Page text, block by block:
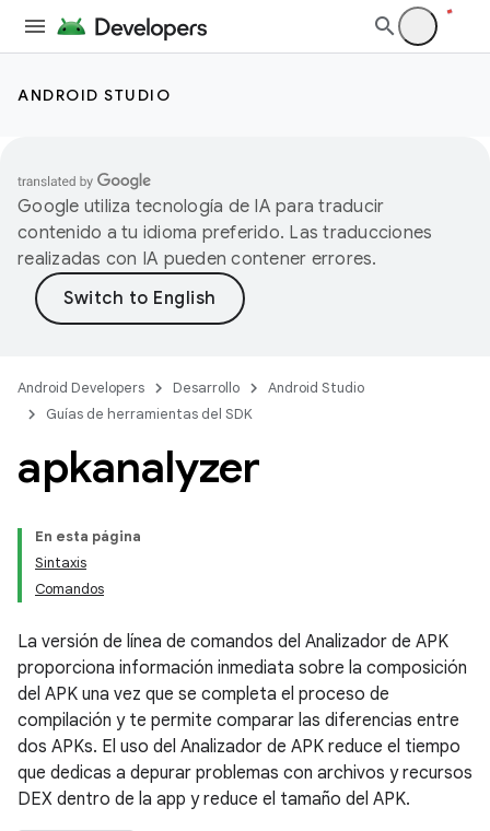
ANDROID STUDIO
Google utiliza tecnología de IA para traducir
contenido a tu idioma preferido. Las traducciones
realizadas con IA pueden contener errores.
Android Developers Desarrollo
Android Studio
Guías de herramientas del SDK
apkanalyzer
En esta página
Sintaxis
Comandos
La versión de línea de comandos del Analizador de APK
proporciona información inmediata sobre la composición
del APK una vez que se completa el proceso de
compilación y te permite comparar las diferencias entre
dos APKs. El uso del Analizador de APK reduce el tiempo
que dedicas a depurar problemas con archivos y recursos
DEX dentro de la app y reduce el tamaño del APK.